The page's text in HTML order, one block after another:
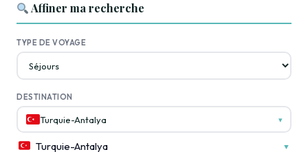
Affiner ma recherche
TYPE DE VOYAGE
DESTINATION
Turquie-Antalya ▾
Turquie-Antalya ▼